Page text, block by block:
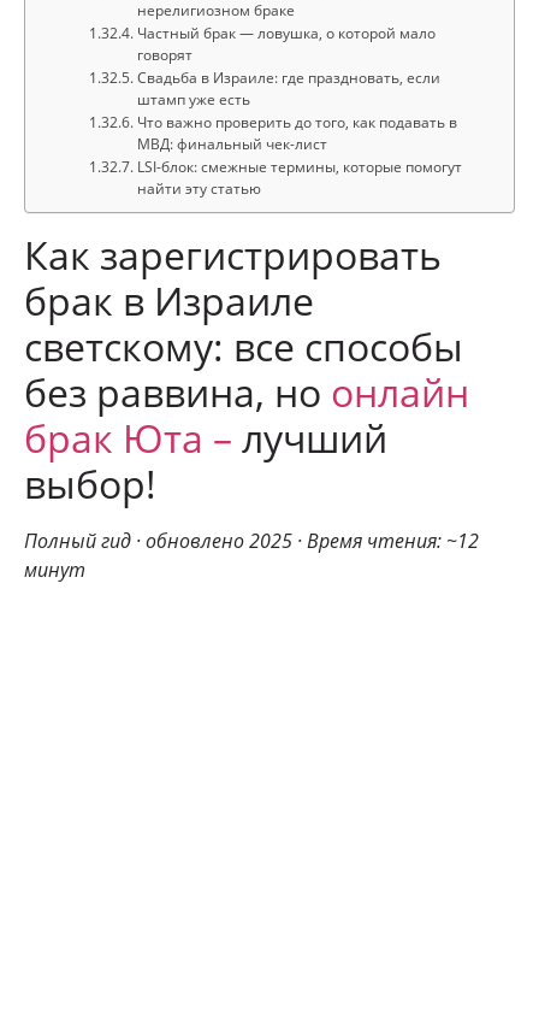
нерелигиозном браке
Частный брак — ловушка, о которой мало
говорят
Свадьба в Израиле: где праздновать, если
штамп уже есть
Что важно проверить до того, как подавать в
МВД: финальный чек-лист
LSI-блок: смежные термины, которые помогут
найти эту статью
Как зарегистрировать
брак в Израиле
светскому: все способы
без раввина, но онлайн
брак Юта – лучший
выбор!
Полный гид · обновлено 2025 · Время чтения: ~12
минут